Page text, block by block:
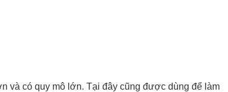
và có quy mô lớn. Tại đây cũng được dùng để làm